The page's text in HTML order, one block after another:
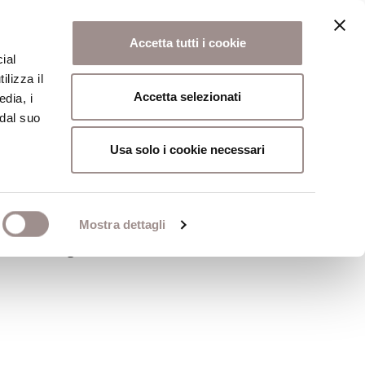
il
i
suo
Mostra dettagli
Accetta tutti i cookie
Accetta selezionati
Usa solo i cookie necessari
Scuola Alti Studi
interprete delle Scritture